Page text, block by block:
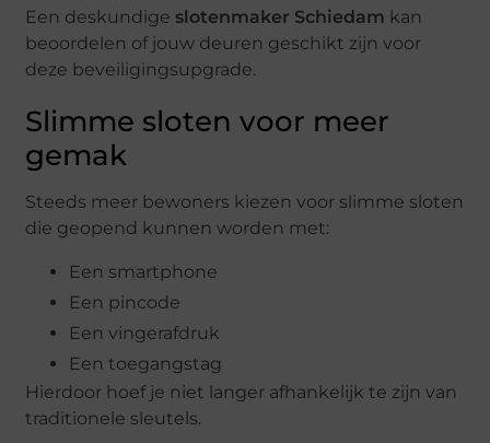
Een deskundige slotenmaker Schiedam kan
beoordelen of jouw deuren geschikt zijn voor
deze beveiligingsupgrade.
Slimme sloten voor meer
gemak
Steeds meer bewoners kiezen voor slimme sloten
die geopend kunnen worden met:
Een smartphone
Een pincode
Een vingerafdruk
Een toegangstag
Hierdoor hoef je niet langer afhankelijk te zijn van
traditionele sleutels.